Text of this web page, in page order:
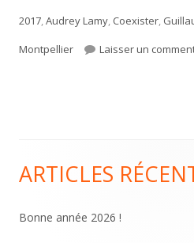
le
2017,Audrey Lamy, Coexister,
Montpellier
Laisser un
Colonne
principale
ARTICLES
Bonne année 2026 !